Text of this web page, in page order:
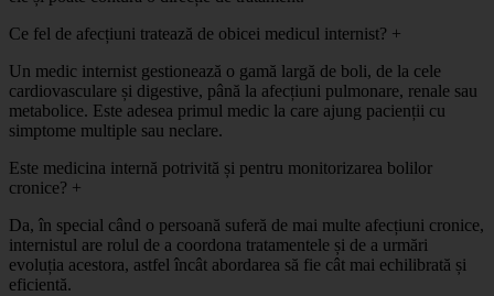
Ce fel de afecțiuni tratează de obicei medicul internist? +
Un medic internist gestionează o gamă largă de boli, de la cele
cardiovasculare și digestive, până la afecțiuni pulmonare, renale sau
metabolice. Este adesea primul medic la care ajung pacienții cu
simptome multiple sau neclare.
Este medicina internă potrivită și pentru monitorizarea bolilor
cronice? +
Da, în special când o persoană suferă de mai multe afecțiuni cronice,
internistul are rolul de a coordona tratamentele și de a urmări
evoluția acestora, astfel încât abordarea să fie cât mai echilibrată și
eficientă.